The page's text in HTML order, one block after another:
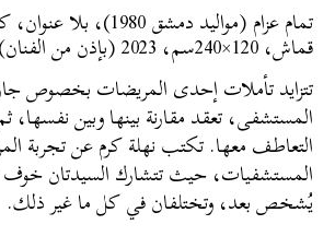
تمام عزام (مواليد دمشق
قماش، 120×240سم، 2023 (بإذن من الفنان).
تتزايد تأملات إحدى المريضات بخصوص
المستشفى، تعقد مقارنة بينها وبين
التعاطف معها. تكتب نهلة كرم عن تجربة
المستشفيات، حيث تتشارك السيدتان
يُشخص بعد، وتختلفان في كل ما غير ذلك.